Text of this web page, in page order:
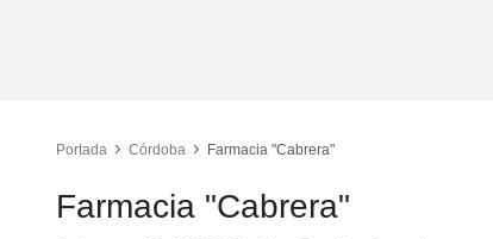
Portada Córdoba Farmacia "Cabrera"
Farmacia "Cabrera"